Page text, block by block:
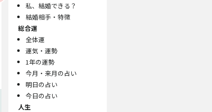
私、結婚できる？
結婚相手・特徴
総合運
全体運
運気・運勢
1年の運勢
今月・来月の占い
明日の占い
今日の占い
人生